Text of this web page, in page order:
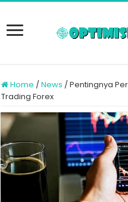
Home /News /Pentingnya
Trading Forex